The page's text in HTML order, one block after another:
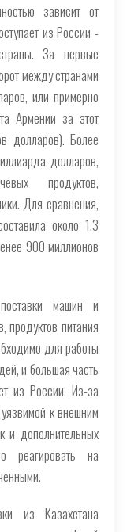
зависит от
из России -
За первые
между странами
или примерно
Армении за этот
долларов). Более
долларов,
продуктов,
Для сравнения,
около 1,3
900 миллионов
машин и
продуктов питания
для работы
и большая часть
из России. Из-за
к внешним
и дополнительных
реагировать на
из Казахстана